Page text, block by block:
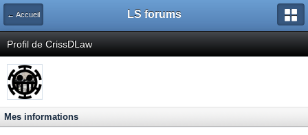
← Accueil LS forums
Profil de CrissDLaw
Mes informations